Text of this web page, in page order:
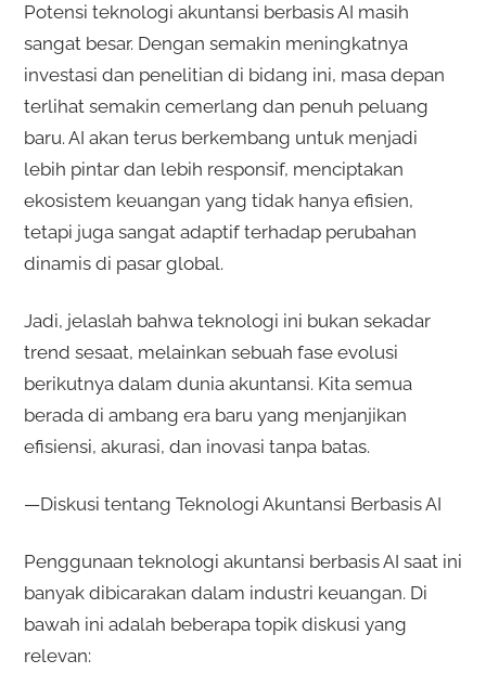
Potensi teknologi akuntansi berbasis AI masih
sangat besar. Dengan semakin meningkatnya
investasi dan penelitian di bidang ini, masa depan
terlihat semakin cemerlang dan penuh peluang
baru. AI akan terus berkembang untuk menjadi
lebih pintar dan lebih responsif, menciptakan
ekosistem keuangan yang tidak hanya efisien,
tetapi juga sangat adaptif terhadap perubahan
dinamis di pasar global.
Jadi, jelaslah bahwa teknologi ini bukan sekadar
trend sesaat, melainkan sebuah fase evolusi
berikutnya dalam dunia akuntansi. Kita semua
berada di ambang era baru yang menjanjikan
efisiensi, akurasi, dan inovasi tanpa batas.
—Diskusi tentang Teknologi Akuntansi Berbasis AI
Penggunaan teknologi akuntansi berbasis AI saat ini
banyak dibicarakan dalam industri keuangan. Di
bawah ini adalah beberapa topik diskusi yang
relevan: